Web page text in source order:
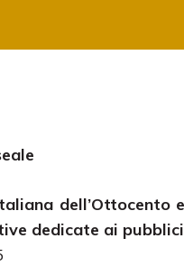
dell’Ottocento
dedicate ai